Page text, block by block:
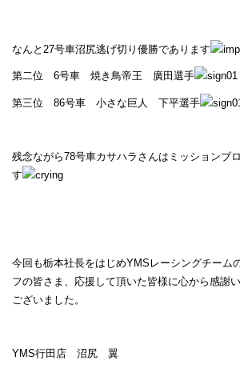
なんと27号車沼尻逃げ切り優勝であります
第二位 6号車 焼き鳥帝王 廣田選手
第三位 86号車 小さな巨人 下平選手
残念ながら78号車カサハラさんはミッションブ
す
今回も栃本社長をはじめYMSレーシングチーム
フの皆さま、応援して頂いた皆様に心から感謝
ございました。
YMS行田店 沼尻 翼